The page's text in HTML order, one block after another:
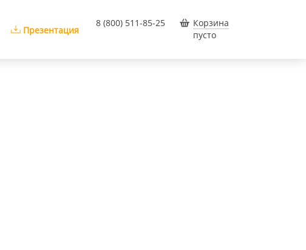
Презентация
8 (800) 511-85-25
Корзина
пусто